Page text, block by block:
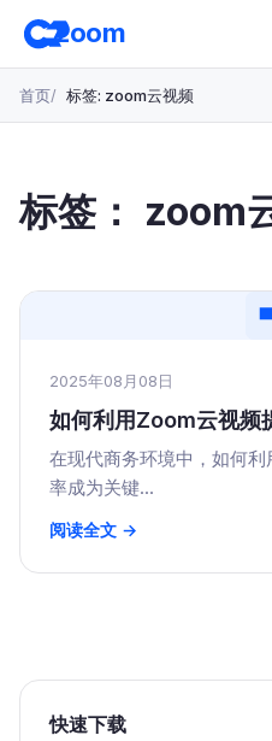
至
zoom
首页 标签: zoom云视频
标签： zoom
2025年08月08日
如何利用Zoom云视频
在现代商务环境中，如何
率成为关键...
阅读全文 →
快速下载